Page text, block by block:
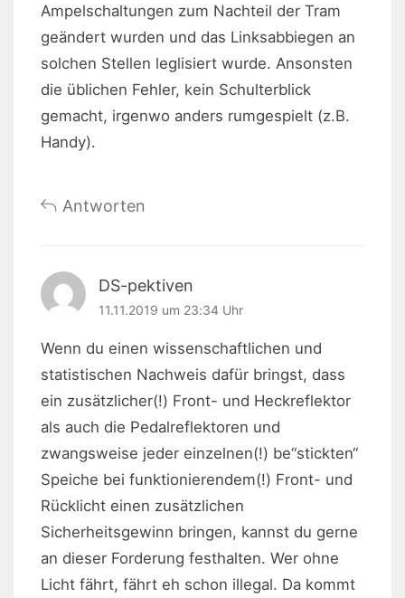
Ampelschaltungen zum Nachteil der Tram
geändert wurden und das Linksabbiegen an
solchen Stellen leglisiert wurde. Ansonsten
die üblichen Fehler, kein Schulterblick
gemacht, irgenwo anders rumgespielt (z.B.
Handy).
Antworten
DS-pektiven
11.11.2019 um 23:34 Uhr
Wenn du einen wissenschaftlichen und
statistischen Nachweis dafür bringst, dass
ein zusätzlicher(!) Front- und Heckreflektor
als auch die Pedalreflektoren und
zwangsweise jeder einzelnen(!) be“stickten“
Speiche bei funktionierendem(!) Front- und
Rücklicht einen zusätzlichen
Sicherheitsgewinn bringen, kannst du gerne
an dieser Forderung festhalten. Wer ohne
Licht fährt, fährt eh schon illegal. Da kommt